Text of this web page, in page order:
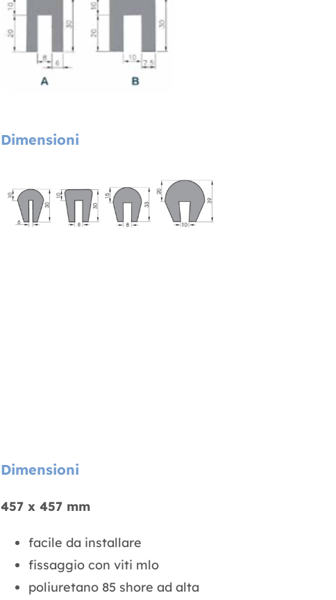
Dimensioni
Dimensioni
457 x 457 mm
facile da installare
fissaggio con viti mlo
poliuretano 85 shore ad alta